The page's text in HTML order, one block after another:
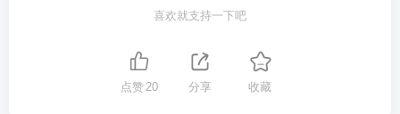
喜欢就支持一下吧
点赞20 分享 收藏